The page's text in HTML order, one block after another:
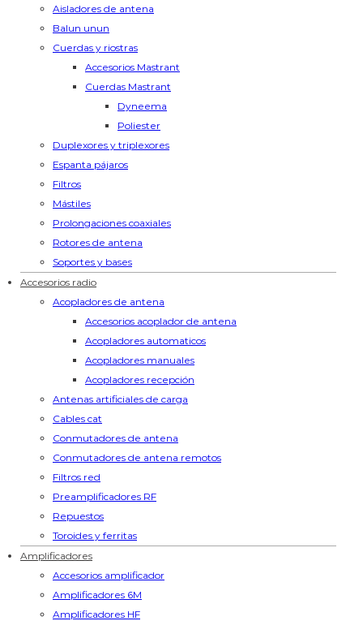
Aisladores de antena
Balun unun
Cuerdas y riostras
Accesorios Mastrant
Cuerdas Mastrant
Dyneema
Poliester
Duplexores y triplexores
Espanta pájaros
Filtros
Mástiles
Prolongaciones coaxiales
Rotores de antena
Soportes y bases
Accesorios radio
Acopladores de antena
Accesorios acoplador de antena
Acopladores automaticos
Acopladores manuales
Acopladores recepción
Antenas artificiales de carga
Cables cat
Conmutadores de antena
Conmutadores de antena remotos
Filtros red
Preamplificadores RF
Repuestos
Toroides y ferritas
Amplificadores
Accesorios amplificador
Amplificadores 6M
Amplificadores HF